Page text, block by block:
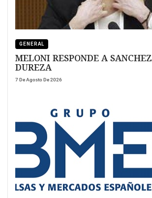
GENERAL
MELONI RESPONDE A SANCHEZ CON
DUREZA
7 De Agosto De 2026